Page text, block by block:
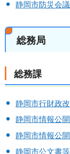
静岡市防災会議
総務局
総務課
静岡市行財政
静岡市情報公
静岡市情報公
静岡市公文書